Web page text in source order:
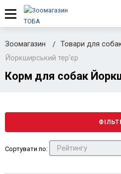
Зоомагазин Товари для
Йоркширський тер'єр
Корм для собак
Сортувати по: